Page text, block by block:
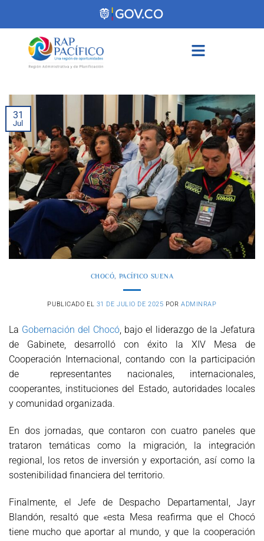
31
Jul
CHOCÓ, PACÍFICO SUENA
PUBLICADO EL 31 DE JULIO DE 2025 PORADMINRAP
La Gobernación del Chocó, bajo el liderazgo de la Jefatura
de Gabinete, desarrolló con éxito la XIV Mesa de
Cooperación Internacional, contando con la participación
de representantes nacionales, internacionales,
cooperantes, instituciones del Estado, autoridades locales
y comunidad organizada.
En dos jornadas, que contaron con cuatro paneles que
trataron temáticas como la migración, la integración
regional, los retos de inversión y exportación, así como la
sostenibilidad financiera del territorio.
Finalmente, el Jefe de Despacho Departamental, Jayr
Blandón, resaltó que «esta Mesa reafirma que el Chocó
tiene mucho que aportar al mundo, y que la cooperación